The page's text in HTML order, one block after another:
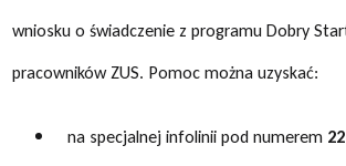
wniosku o świadczenie z programu Dobry
pracowników ZUS. Pomoc można uzyskać:
na specjalnej infolinii pod numerem